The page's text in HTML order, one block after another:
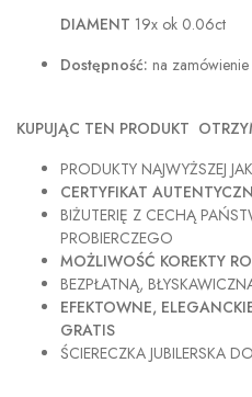
DIAMENT 19x ok 0.06ct
Dostępność: na zamówienie
KUPUJĄC TEN PRODUKT
PRODUKTY NAJWYŻSZEJ
CERTYFIKAT
BIŻUTERIĘ Z CECHĄ
PROBIERCZEGO
MOŻLIWOŚĆ KOREKTY
BEZPŁATNĄ,
EFEKTOWNE,
GRATIS
ŚCIERECZKA JUBILERSKA